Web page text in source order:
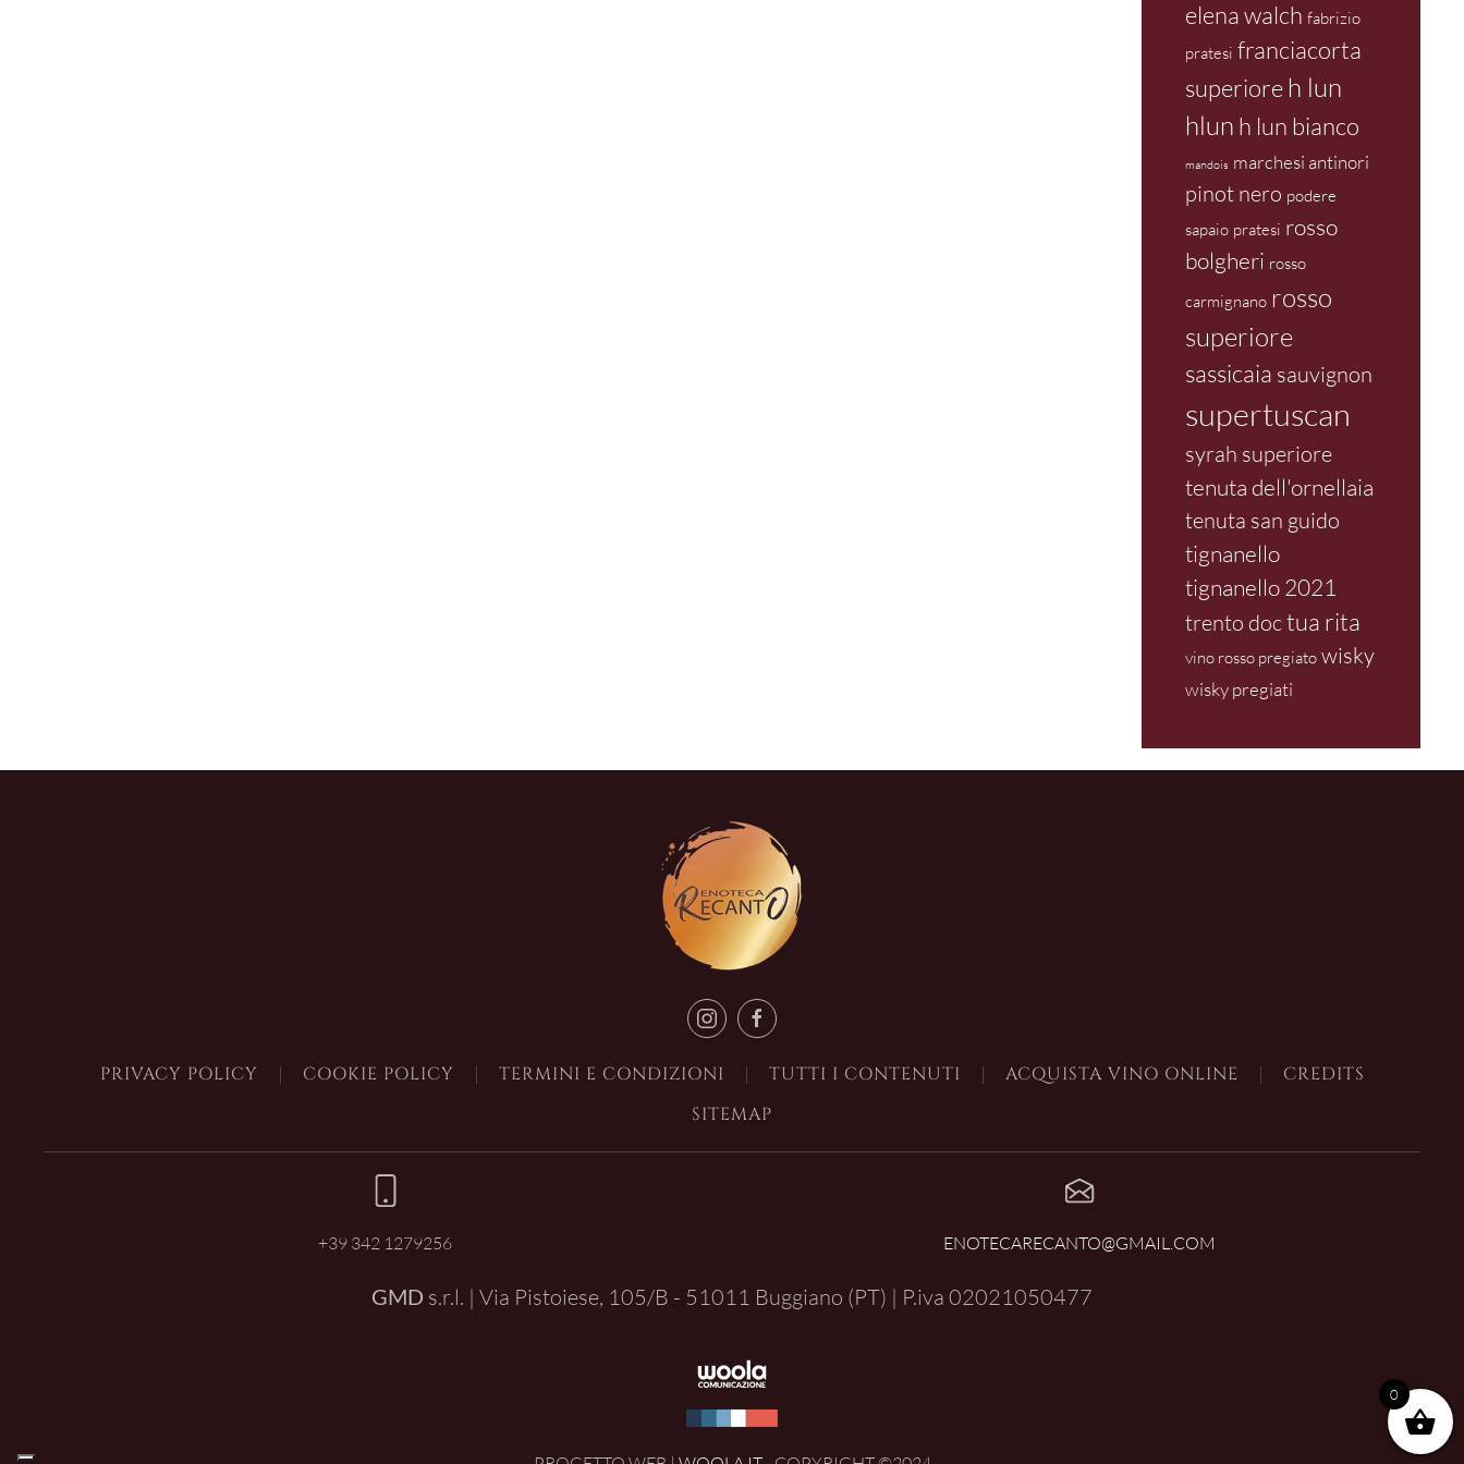
elena walch fabrizio
pratesi franciacorta
superiore h lun
hlun h lun bianco
mandois marchesi antinori
pinot nero podere
sapaio pratesi rosso
bolgheri rosso
carmignano rosso
superiore
sassicaia sauvignon
supertuscan
syrah superiore
tenuta dell'ornellaia
tenuta san guido
tignanello
tignanello 2021
trento doctua rita
vino rosso pregiato wisky
wisky pregiati
PRIVACY POLICY COOKIE POLICY TERMINI E CONDIZIONI TUTTI I CONTENUTI ACQUISTA VINO ONLINE
CREDITS
SITEMAP
+39 342 1279256 ENOTECARECANTO@GMAIL.COM
GMD s.r.l. | Via Pistoiese, 105/B - 51011 Buggiano (PT) | P.iva 02021050477
0